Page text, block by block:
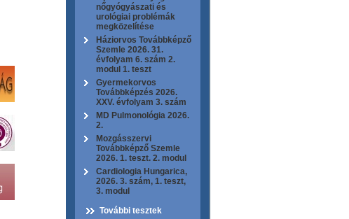
nőgyógyászati és
urológiai problémák
megközelítése
Háziorvos Továbbképző
Szemle 2026. 31.
évfolyam 6. szám 2.
modul 1. teszt
Gyermekorvos
Továbbképzés 2026.
XXV. évfolyam 3. szám
MD Pulmonológia 2026.
2.
Mozgásszervi
Továbbképző Szemle
2026. 1. teszt. 2. modul
Cardiologia Hungarica,
2026. 3. szám, 1. teszt,
3. modul
További tesztek